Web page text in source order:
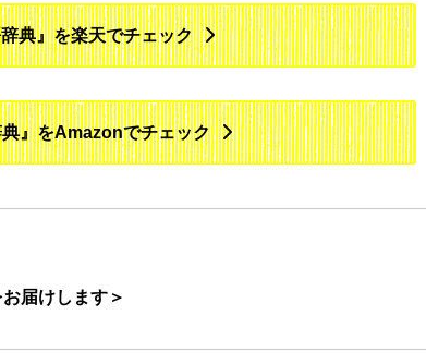
典』を楽天でチェック
』をAmazonでチェック
届けします＞